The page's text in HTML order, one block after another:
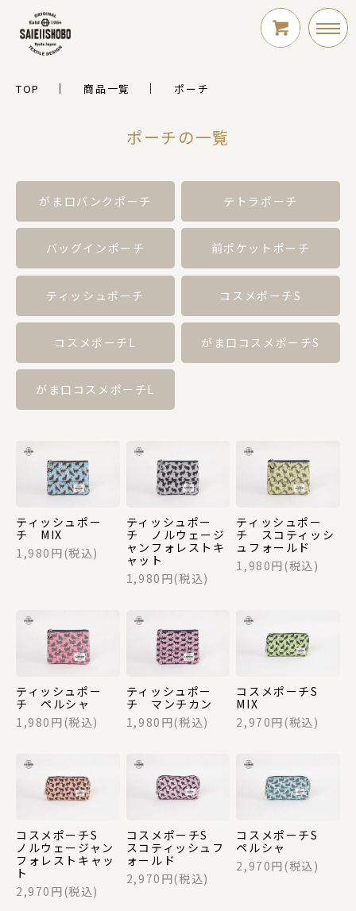
新規会員登録
シリーズ
ステーショナリー
コスメグッズ
財布・カードケース
身のまわり品
TOP 商品一覧 ポーチ
ポーチの一覧
がま口バンクポーチ テトラポーチ
バッグインポーチ 前ポケットポーチ
ティッシュポーチ コスメポーチS
コスメポーチL がま口コスメポーチS
がま口コスメポーチL
ティッシュポー
チ MIX
1,980円(税込)
ティッシュポー
チ ノルウェージ
ャンフォレストキ
ャット
1,980円(税込)
ティッシュポー
チ スコティッシ
ュフォールド
1,980円(税込)
ティッシュポー
チ ペルシャ
1,980円(税込)
ティッシュポー
チ マンチカン
1,980円(税込)
コスメポーチS
MIX
2,970円(税込)
コスメポーチS
ノルウェージャン
フォレストキャッ
ト
2,970円(税込)
コスメポーチS
スコティッシュフ
ォールド
2,970円(税込)
コスメポーチS
ペルシャ
2,970円(税込)